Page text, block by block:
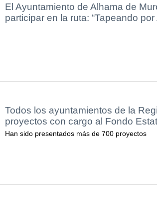
El Ayuntamiento de Alhama de
participar en la ruta: “Tapeando
Todos los ayuntamientos de la
proyectos con cargo al Fondo
Han sido presentados más de 700 proyectos